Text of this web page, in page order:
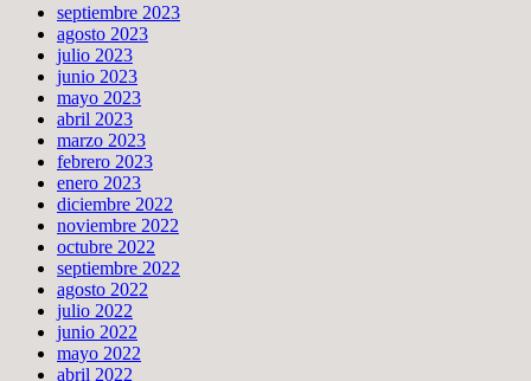
septiembre 2023
agosto 2023
julio 2023
junio 2023
mayo 2023
abril 2023
marzo 2023
febrero 2023
enero 2023
diciembre 2022
noviembre 2022
octubre 2022
septiembre 2022
agosto 2022
julio 2022
junio 2022
mayo 2022
abril 2022